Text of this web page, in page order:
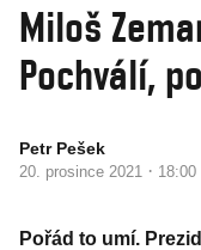
Miloš
Pochválí,
Petr Pešek
20. prosince 2021 · 18:00
Pořád to umí.